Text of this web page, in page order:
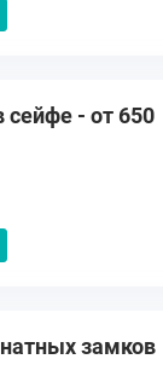
- от 650
замков